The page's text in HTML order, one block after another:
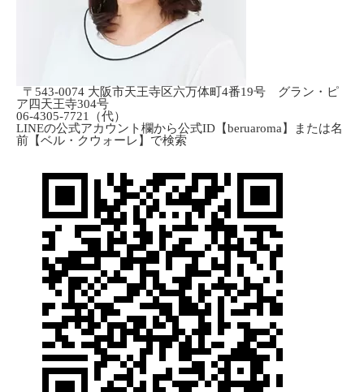
〒543-0074 大阪市天王寺区六万体町4番19号 グラン・ピ
ア四天王寺304号
06-4305-7721（代）
LINEの公式アカウント欄から公式ID【beruaroma】または名
前【ベル・クウォーレ】で検索